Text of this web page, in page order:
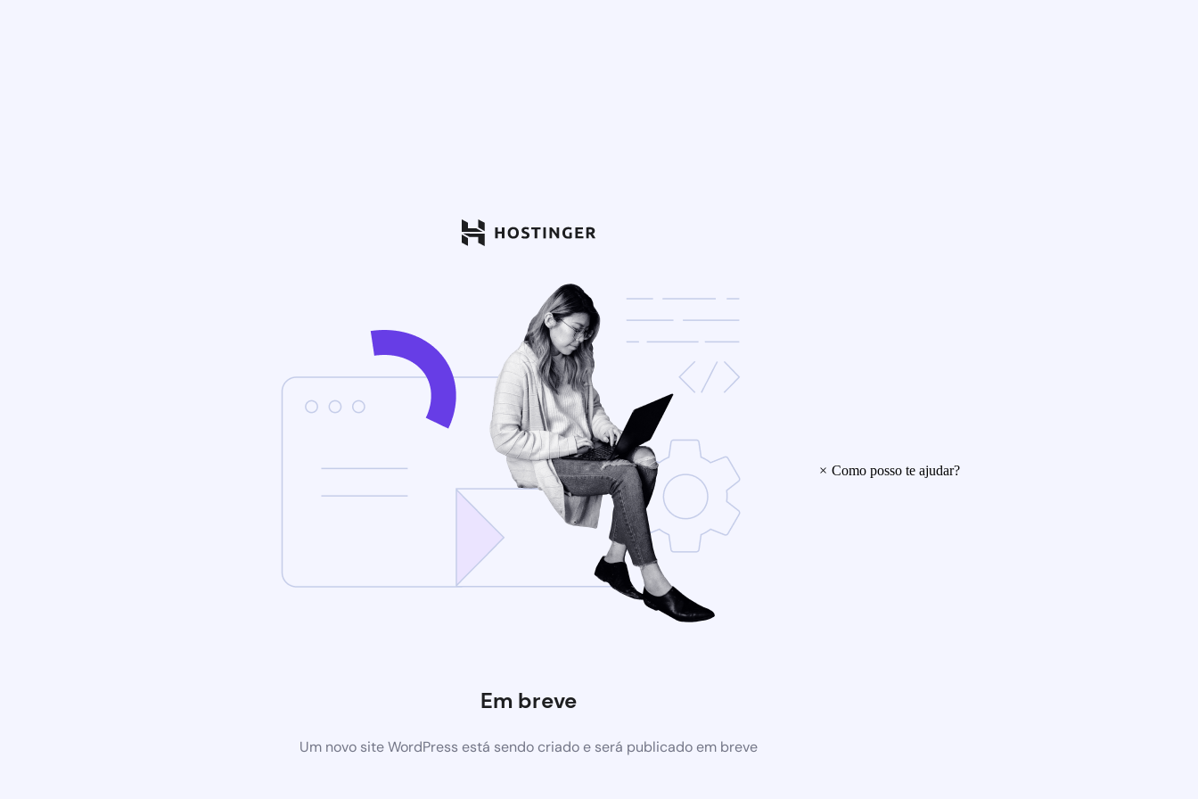
Em breve
Um novo site WordPress está sendo criado e será publicado em breve
× Como posso te ajudar?